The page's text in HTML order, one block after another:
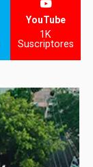
YouTube
1K
Suscriptores